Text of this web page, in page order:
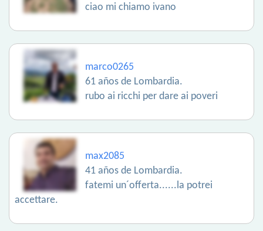
ciao mi chiamo ivano
marco0265
61 años de Lombardia.
rubo ai ricchi per dare ai poveri
max2085
41 años de Lombardia.
fatemi un´offerta......la potrei
accettare.